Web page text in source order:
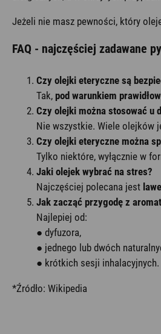
Jeżeli nie masz pewności, który
FAQ - najczęściej zadawane
Czy olejki eteryczne są
Tak, pod warunkiem
Czy olejki można stosować u
Nie wszystkie. Wiele olejków
Czy olejki eteryczne można
Tylko niektóre, wyłącznie w
Jaki olejek wybrać na stres?
Najczęściej polecana jest
Jak zacząć przygodę z
Najlepiej od:
● dyfuzora,
● jednego lub dwóch
● krótkich sesji inhalacyjnych.
*Źródło: Wikipedia